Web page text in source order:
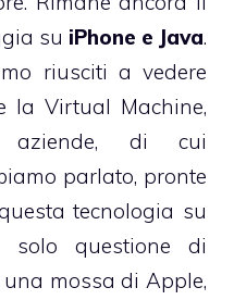
su iPhone e Java.
riusciti a vedere
la Virtual Machine,
di cui
parlato, pronte
tecnologia su
solo questione di
mossa di Apple,